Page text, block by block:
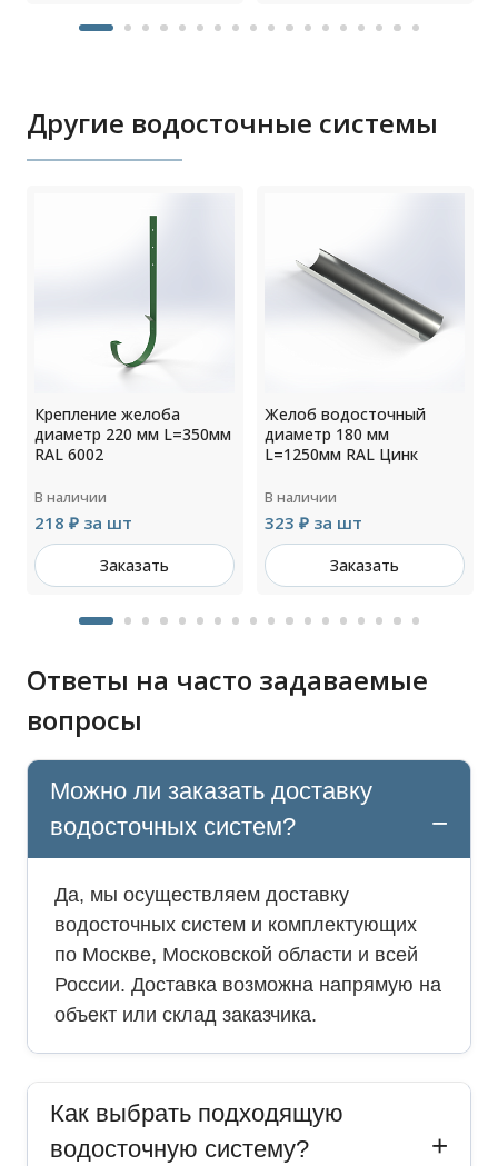
Другие водосточные системы
Крепление желоба
диаметр 220 мм L=350мм
RAL 6002
В наличии
218 ₽ за шт
Заказать
Желоб водосточный
диаметр 180 мм
L=1250мм RAL Цинк
В наличии
323 ₽ за шт
Заказать
Ответы на часто задаваемые
вопросы
Можно ли заказать доставку
водосточных систем?
Да, мы осуществляем доставку
водосточных систем и комплектующих
по Москве, Московской области и всей
России. Доставка возможна напрямую на
объект или склад заказчика.
Как выбрать подходящую
водосточную систему?